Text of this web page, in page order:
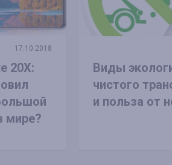
17.10.2018
20X:
мире?
Виды
чистого
и польза от